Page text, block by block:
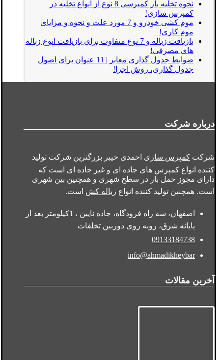
نحوه تخلیه بار کمپرسی 8 نوع از انواع تخلیه در
کمپرس سازی!
موم کشی خودرو و 7 مورد علت و نحوه و مزایای
موم کاری!
بازیافت زباله و 7 نوع متفاوت برای بازیافت انوع زباله
های مصرفی!
ضوابط جدول گذاری معابر | 11 عنوان برای اصول
جدول گذاری، روش اجرا!
درباره شرکت
شرکت کمپرس سازی احمدی خیبر بزرگترین شرکت تولید
کننده انواع کمپرس های جاده ای و غیر جاده ای است که
دارای مجوز حمل بار در سطح شهری و همچنین بین شهری
است. همچنین تولید کننده انواع زباله کش است.
اصفهان، سه راه فرودگاه، جاده نایین ، 1کیلومتر بعد از
پایانه شرق، روبه روی دوربین تخلفات
09133184738
info@ahmadikheybar
آخرین مقالات